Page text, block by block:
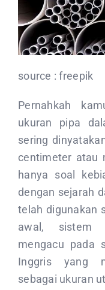
CONTACT US
source : freepik
Pernahkah
ukuran pipa
sering
centimeter atau
hanya soal
dengan sejarah
telah digunakan
awal, sistem
mengacu pada
Inggris yang
sebagai ukuran